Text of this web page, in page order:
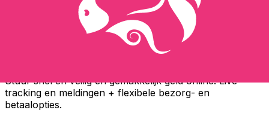
Xe Internationale Geldoverboeking
Stuur snel en veilig en gemakkelijk geld online. Live
tracking en meldingen + flexibele bezorg- en
betaalopties.